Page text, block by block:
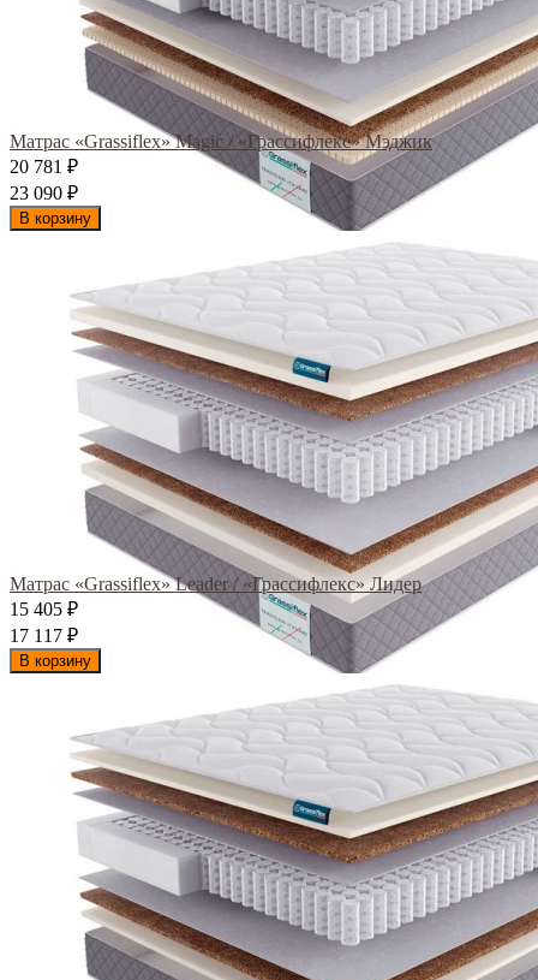
Матрас «Grassiflex» Magic / «Грассифлекс» Мэджик
20 781
₽
23 090 ₽
В корзину
Матрас «Grassiflex» Leader / «Грассифлекс» Лидер
15 405 ₽
17 117 ₽
В корзину